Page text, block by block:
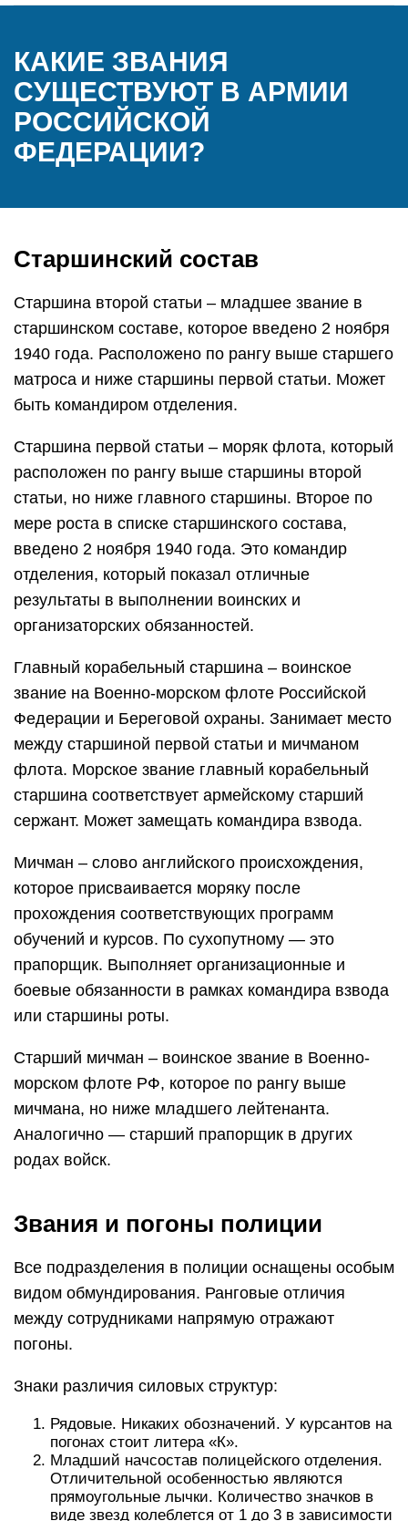
КАКИЕ ЗВАНИЯ
СУЩЕСТВУЮТ В АРМИИ
РОССИЙСКОЙ
ФЕДЕРАЦИИ?
Старшинский состав
Старшина второй статьи – младшее звание в
старшинском составе, которое введено 2 ноября
1940 года. Расположено по рангу выше старшего
матроса и ниже старшины первой статьи. Может
быть командиром отделения.
Старшина первой статьи – моряк флота, который
расположен по рангу выше старшины второй
статьи, но ниже главного старшины. Второе по
мере роста в списке старшинского состава,
введено 2 ноября 1940 года. Это командир
отделения, который показал отличные
результаты в выполнении воинских и
организаторских обязанностей.
Главный корабельный старшина – воинское
звание на Военно-морском флоте Российской
Федерации и Береговой охраны. Занимает место
между старшиной первой статьи и мичманом
флота. Морское звание главный корабельный
старшина соответствует армейскому старший
сержант. Может замещать командира взвода.
Мичман – слово английского происхождения,
которое присваивается моряку после
прохождения соответствующих программ
обучений и курсов. По сухопутному — это
прапорщик. Выполняет организационные и
боевые обязанности в рамках командира взвода
или старшины роты.
Старший мичман – воинское звание в Военно-
морском флоте РФ, которое по рангу выше
мичмана, но ниже младшего лейтенанта.
Аналогично — старший прапорщик в других
родах войск.
Звания и погоны полиции
Все подразделения в полиции оснащены особым
видом обмундирования. Ранговые отличия
между сотрудниками напрямую отражают
погоны.
Знаки различия силовых структур:
Рядовые. Никаких обозначений. У курсантов на
погонах стоит литера «К».
Младший начсостав полицейского отделения.
Отличительной особенностью являются
прямоугольные лычки. Количество значков в
виде звезд колеблется от 1 до 3 в зависимости